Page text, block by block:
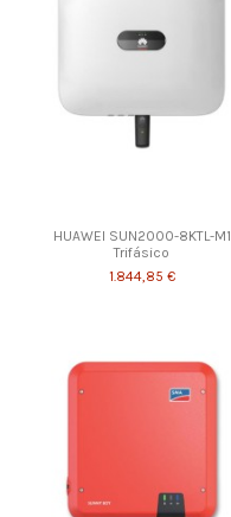
HUAWEI SUN2000-8KTL-M1
Trifásico
1.844,85 €